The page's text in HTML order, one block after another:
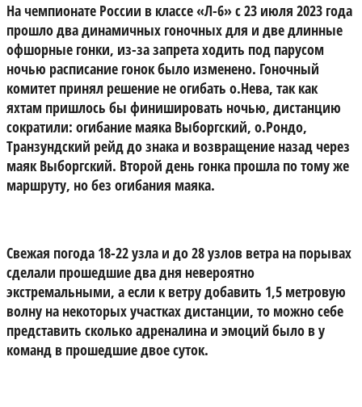
На чемпионате России в классе «Л-6» с 23 июля 2023 года
прошло два динамичных гоночных для и две длинные
офшорные гонки, из-за запрета ходить под парусом
ночью расписание гонок было изменено. Гоночный
комитет принял решение не огибать о.Нева, так как
яхтам пришлось бы финишировать ночью, дистанцию
сократили: огибание маяка Выборгский, о.Рондо,
Транзундский рейд до знака и возвращение назад через
маяк Выборгский. Второй день гонка прошла по тому же
маршруту, но без огибания маяка.
Свежая погода 18-22 узла и до 28 узлов ветра на порывах
сделали прошедшие два дня невероятно
экстремальными, а если к ветру добавить 1,5 метровую
волну на некоторых участках дистанции, то можно себе
представить сколько адреналина и эмоций было в у
команд в прошедшие двое суток.